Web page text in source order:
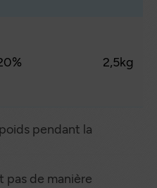
2,5kg
pendant la
pas de manière